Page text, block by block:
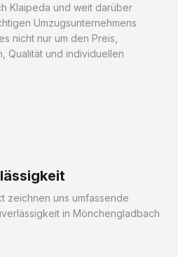
Klaipeda und weit darüber
Umzugsunternehmens
nicht nur um den Preis,
Qualität und individuellen
zeichnen uns umfassende
in Mönchengladbach